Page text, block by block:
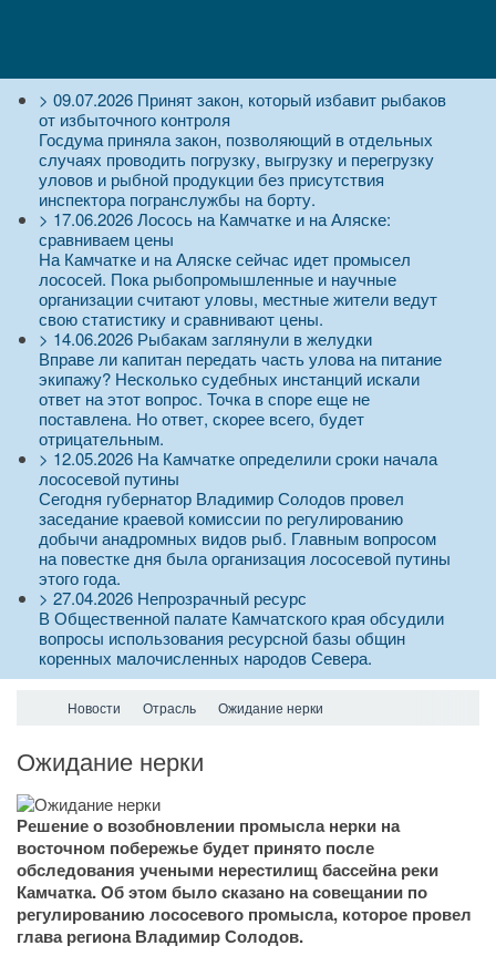
> 09.07.2026 Принят закон, который избавит рыбаков
от избыточного контроля
Госдума приняла закон, позволяющий в отдельных
случаях проводить погрузку, выгрузку и перегрузку
уловов и рыбной продукции без присутствия
инспектора погранслужбы на борту.
> 17.06.2026Лосось на Камчатке и на Аляске:
сравниваем цены
На Камчатке и на Аляске сейчас идет промысел
лососей. Пока рыбопромышленные и научные
организации считают уловы, местные жители ведут
свою статистику и сравнивают цены.
> 14.06.2026 Рыбакам заглянули в желудки
Вправе ли капитан передать часть улова на питание
экипажу? Несколько судебных инстанций искали
ответ на этот вопрос. Точка в споре еще не
поставлена. Но ответ, скорее всего, будет
отрицательным.
> 12.05.2026 На Камчатке определили сроки начала
лососевой путины
Сегодня губернатор Владимир Солодов провел
заседание краевой комиссии по регулированию
добычи анадромных видов рыб. Главным вопросом
на повестке дня была организация лососевой путины
этого года.
> 27.04.2026 Непрозрачный ресурс
В Общественной палате Камчатского края обсудили
вопросы использования ресурсной базы общин
коренных малочисленных народов Севера.
Новости Отрасль Ожидание нерки
Ожидание нерки
Решение о возобновлении промысла нерки на
восточном побережье будет принято после
обследования учеными нерестилищ бассейна реки
Камчатка. Об этом было сказано на совещании по
регулированию лососевого промысла, которое провел
глава региона Владимир Солодов.